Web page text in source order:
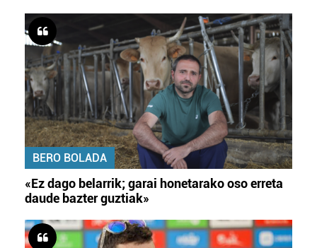
BERO BOLADA
«Ez dago belarrik; garai honetarako oso erreta
daude bazter guztiak»